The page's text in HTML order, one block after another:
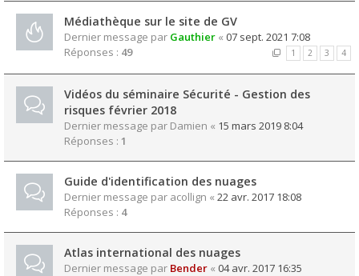
Médiathèque sur le site de GV
Dernier message par Gauthier « 07 sept. 2021 7:08
Réponses : 49 1 2 3 4
Vidéos du séminaire Sécurité - Gestion des
risques février 2018
Dernier message par Damien « 15 mars 2019 8:04
Réponses : 1
Guide d'identification des nuages
Dernier message par acollign « 22 avr. 2017 18:08
Réponses : 4
Atlas international des nuages
Dernier message par Bender « 04 avr. 2017 16:35